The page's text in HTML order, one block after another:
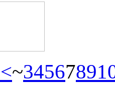
<~3456789